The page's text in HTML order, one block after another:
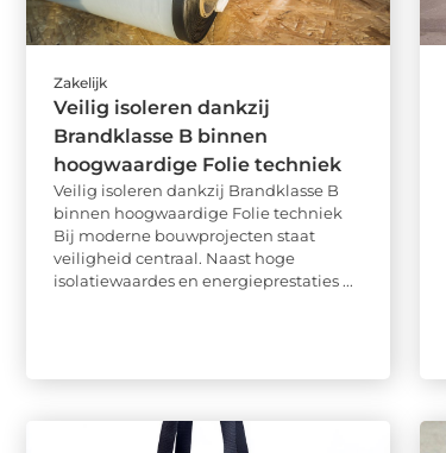
Zakelijk
Veilig isoleren dankzij
Brandklasse B binnen
hoogwaardige Folie techniek
Veilig isoleren dankzij Brandklasse B
binnen hoogwaardige Folie techniek
Bij moderne bouwprojecten staat
veiligheid centraal. Naast hoge
isolatiewaardes en energieprestaties ...